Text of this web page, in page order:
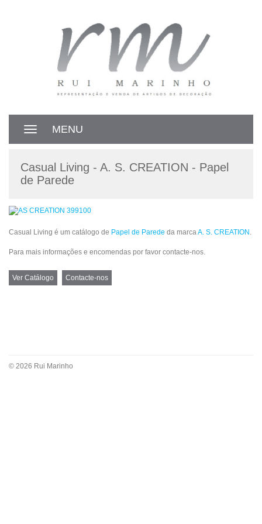
Toggle
MENU
Casual Living - A. S. CREATION - Papel
de Parede
Casual Living é um catálogo de Papel de Parede da marcaA. S. CREATION .
Para mais informações e encomendas por favor contacte-nos.
Ver Catálogo Contacte-nos
© 2026 Rui Marinho